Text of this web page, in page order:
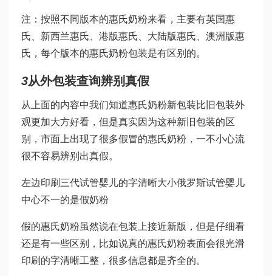
注：按照不同版本的惠氏奶粉来看，主要有英国惠
氏、新西兰惠氏、港版惠氏、大陆版惠氏、澳洲版惠
氏，每个版本的惠氏奶粉包装是有区别的。
3从外包装查询辨别真假
从上面的内容中我们知道惠氏奶粉新包装比旧包装外
观更加大方好看，但是真实因为这种新旧包装的区
别，市面上出现了很多假冒的惠氏奶粉，一不小心流
很不容易辨别出真假。
左边印刷 三代试管婴儿的字清晰大小俄罗斯试管婴儿
中心不一的是假奶粉
假的惠氏奶粉虽然说在包装上接近新版，但是仔细看
还是有一些区别，比如说真的惠氏奶粉表面会很光滑
印刷的字清晰工整，很多信息都是齐全的。